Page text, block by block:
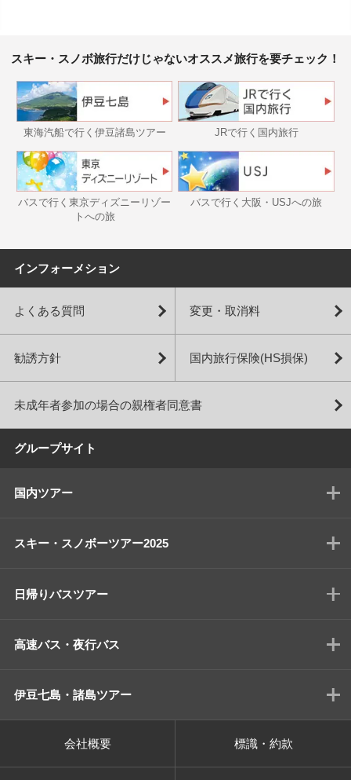
スキー・スノボ旅行だけじゃないオススメ旅行を要チェック！
東海汽船で行く伊豆諸島ツアー JRで行く国内旅行
バスで行く東京ディズニーリゾー
トへの旅
バスで行く大阪・USJへの旅
インフォーメション
よくある質問 変更・取消料
勧誘方針 国内旅行保険(HS損保)
未成年者参加の場合の親権者同意書
グループサイト
国内ツアー
スキー・スノボーツアー2025
日帰りバスツアー
高速バス・夜行バス
伊豆七島・諸島ツアー
会社概要 標識・約款